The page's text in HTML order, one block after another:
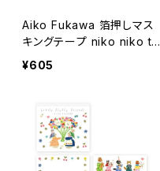
Aiko Fukawa 箔押しマス
キングテープ niko niko ta
pe
¥605